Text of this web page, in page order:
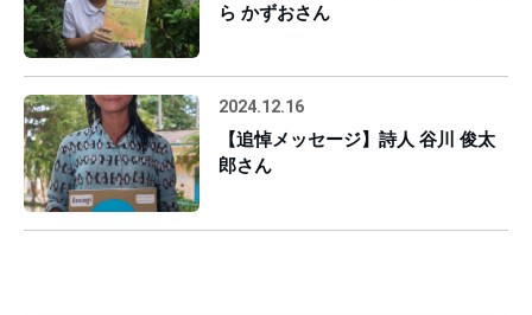
ら かずおさん
2024.12.16
【追悼メッセージ】詩人 谷川 俊太
郎さん